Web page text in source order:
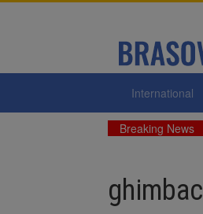
International
Breaking News
ghimbac